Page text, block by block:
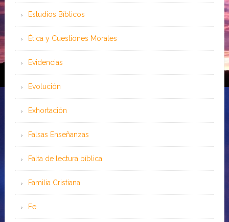
Estudios Bíblicos
Ética y Cuestiones Morales
Evidencias
Evolución
Exhortación
Falsas Enseñanzas
Falta de lectura bíblica
Familia Cristiana
Fe